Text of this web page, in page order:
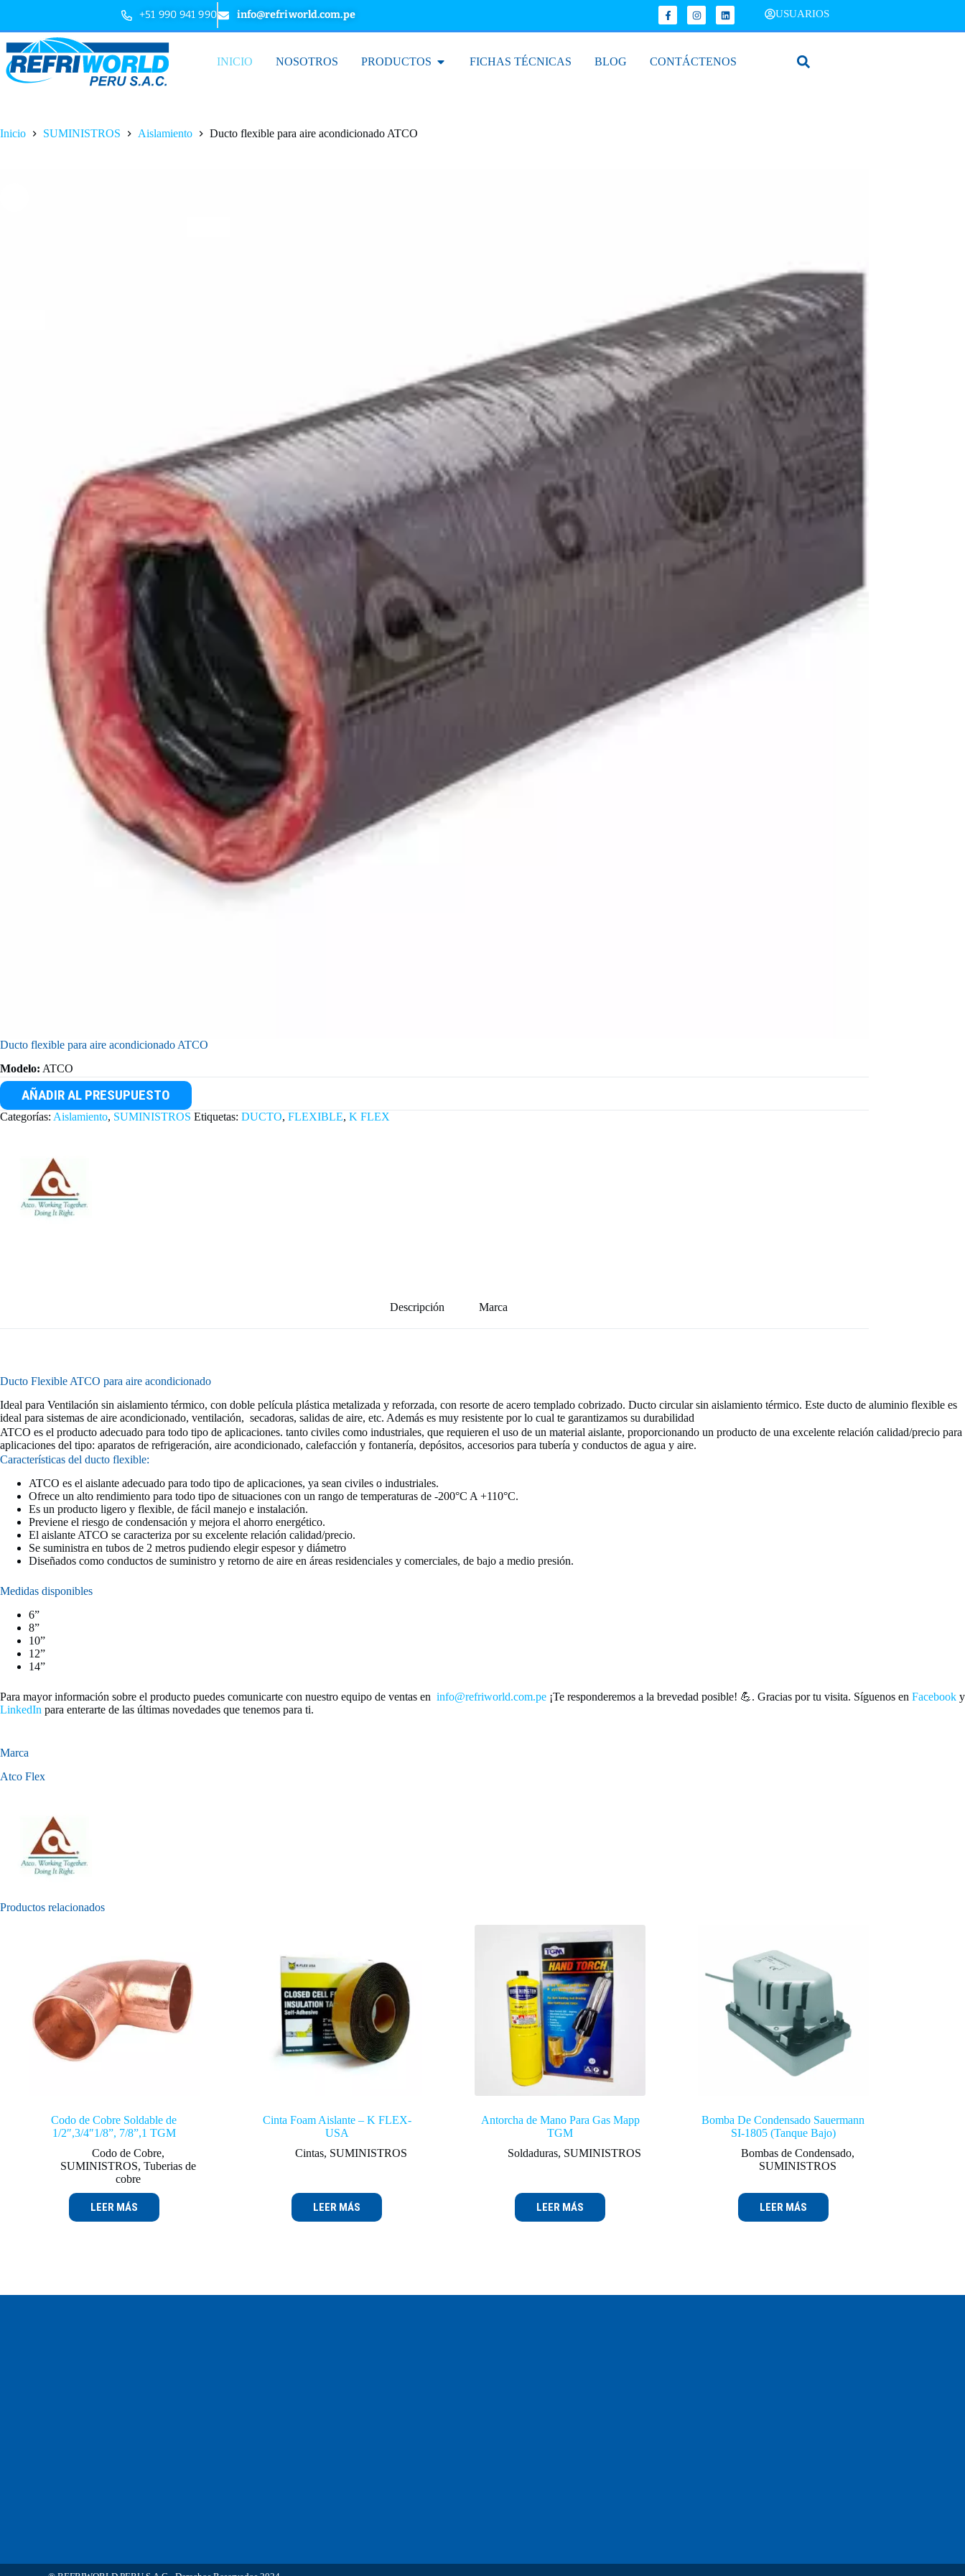
+51 990 941 990 info@refriworld.com.pe USUARIOS
INICIO NOSOTROS PRODUCTOS FICHAS TÉCNICAS BLOG CONTÁCTENOS
Inicio SUMINISTROS Aislamiento Ducto flexible para aire acondicionado ATCO
Ducto flexible para aire acondicionado ATCO
Modelo: ATCO
AÑADIR AL PRESUPUESTO
Categorías: Aislamiento, SUMINISTROS Etiquetas: DUCTO, FLEXIBLE, K FLEX
Descripción Marca
Ducto Flexible ATCO para aire acondicionado
Ideal para Ventilación sin aislamiento térmico, con doble película plástica metalizada y reforzada, con resorte de acero templado cobrizado. Ducto circular sin aislamiento térmico. Este ducto de aluminio flexible es
ideal para sistemas de aire acondicionado, ventilación, secadoras, salidas de aire, etc. Además es muy resistente por lo cual te garantizamos su durabilidad
ATCO es el producto adecuado para todo tipo de aplicaciones. tanto civiles como industriales, que requieren el uso de un material aislante, proporcionando un producto de una excelente relación calidad/precio para
aplicaciones del tipo: aparatos de refrigeración, aire acondicionado, calefacción y fontanería, depósitos, accesorios para tubería y conductos de agua y aire.
Características del ducto flexible:
ATCO es el aislante adecuado para todo tipo de aplicaciones, ya sean civiles o industriales.
Ofrece un alto rendimiento para todo tipo de situaciones con un rango de temperaturas de -200°C A +110°C.
Es un producto ligero y flexible, de fácil manejo e instalación.
Previene el riesgo de condensación y mejora el ahorro energético.
El aislante ATCO se caracteriza por su excelente relación calidad/precio.
Se suministra en tubos de 2 metros pudiendo elegir espesor y diámetro
Diseñados como conductos de suministro y retorno de aire en áreas residenciales y comerciales, de bajo a medio presión.
Medidas disponibles
6”
8”
10”
12”
14”
Para mayor información sobre el producto puedes comunicarte con nuestro equipo de ventas en info@refriworld.com.pe ¡Te responderemos a la brevedad posible! 💪. Gracias por tu visita. Síguenos en Facebook y
LinkedIn para enterarte de las últimas novedades que tenemos para ti.
Marca
Atco Flex
Productos relacionados
Codo de Cobre Soldable de
1/2″,3/4″1/8”, 7/8”,1 TGM
Codo de Cobre,
SUMINISTROS,Tuberias de
cobre
LEER MÁS
Cinta Foam Aislante – K FLEX-
USA
Cintas, SUMINISTROS
LEER MÁS
Antorcha de Mano Para Gas Mapp
TGM
Soldaduras, SUMINISTROS
LEER MÁS
Bomba De Condensado Sauermann
SI-1805 (Tanque Bajo)
Bombas de Condensado,
SUMINISTROS
LEER MÁS